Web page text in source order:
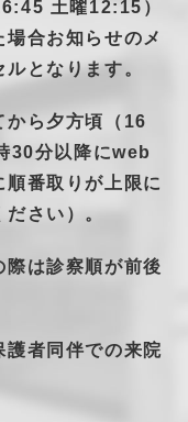
土曜12:15）
合お知らせのメ
となります。
ら夕方頃（16
30分以降にweb
番取りが上限に
さい）。
は診察順が前後
者同伴での来院